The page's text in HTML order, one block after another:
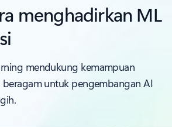
menghadirkan ML
mendukung kemampuan
untuk pengembangan AI